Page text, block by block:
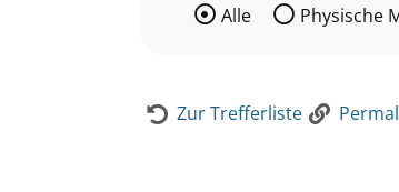
Wählen Sie die
Alle Physische
Zur Trefferliste